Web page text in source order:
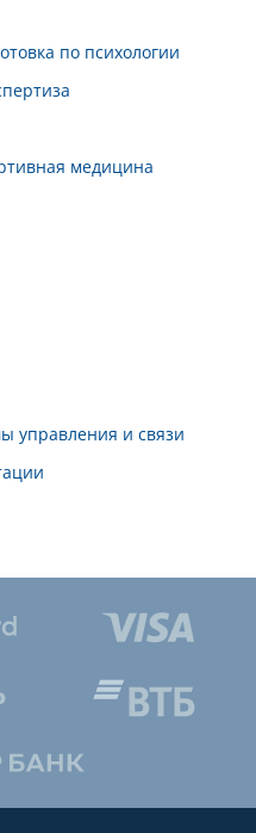
по психологии
медицина
управления и связи